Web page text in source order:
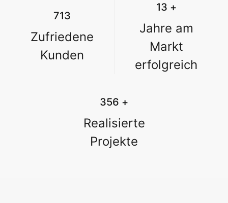
813
Zufriedene
Kunden
15 +
Jahre am
Markt
erfolgreich
394 +
Realisierte
Projekte